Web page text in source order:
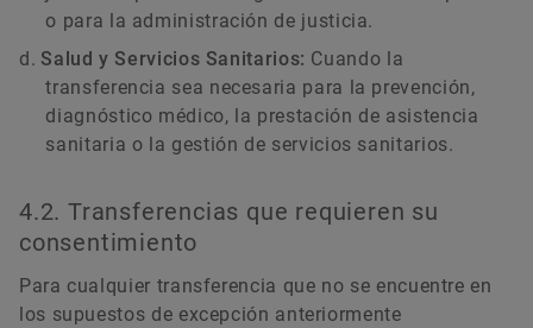
o para la administración de justicia.
Salud y Servicios Sanitarios: Cuando la
transferencia sea necesaria para la prevención,
diagnóstico médico, la prestación de asistencia
sanitaria o la gestión de servicios sanitarios.
4.2. Transferencias que requieren su
consentimiento
Para cualquier transferencia que no se encuentre en
los supuestos de excepción anteriormente